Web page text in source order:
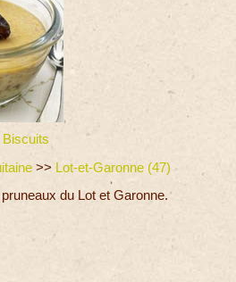
Biscuits
>> Lot-et-Garonne (47)
du Lot et Garonne.